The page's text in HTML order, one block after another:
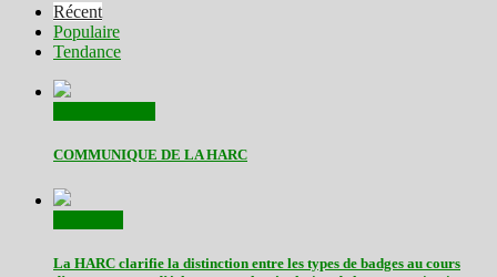
Récent
Populaire
Tendance
COMMUNIQUE DE LA HARC
La HARC clarifie la distinction entre les types de badges au cours